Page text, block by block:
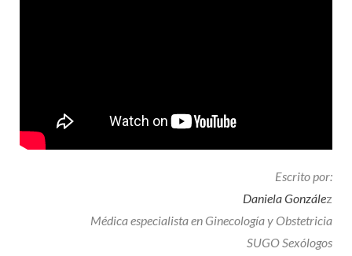
Escrito por:
Daniela González
Médica especialista en Ginecología y Obstetricia
SUGO Sexólogos